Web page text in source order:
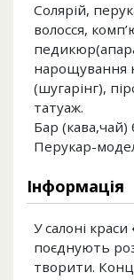
Солярій,
волосся,
нарощування
(шугарінг),
татуаж.
Бар
Перукар-
Інформація
У салоні краси
поєднують
творити.